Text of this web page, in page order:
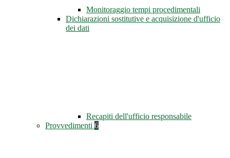
Monitoraggio tempi procedimentali
Dichiarazioni sostitutive e acquisizione d'ufficio
dei dati
Recapiti dell'ufficio responsabile
Provvedimenti 6